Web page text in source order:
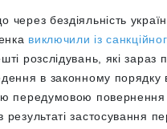
через бездіяльність
виключили із
розслідувань, які
в законному порядку
передумовою повернення
результаті застосування